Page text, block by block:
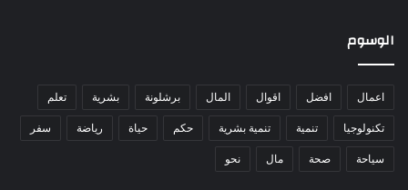
الوسوم
اعمال افضل اقوال المال برشلونة بشرية تعلم
تكنولوجيا تنمية تنمية بشرية حكم حياة رياضة سفر
سياحة صحة مال نحو